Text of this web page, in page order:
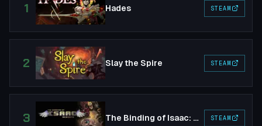
1 Hades STEAM
2 Slay the Spire STEAM
3 The Binding of Isaac: Rebirth STEAM